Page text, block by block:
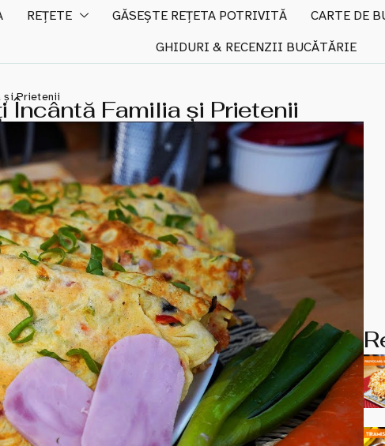
REȚETE GĂSEȘTE REȚETA POTRIVITĂ CARTE DE
GHIDURI & RECENZII BUCĂTĂRIE
și Prietenii
Încântă Familia și Prietenii